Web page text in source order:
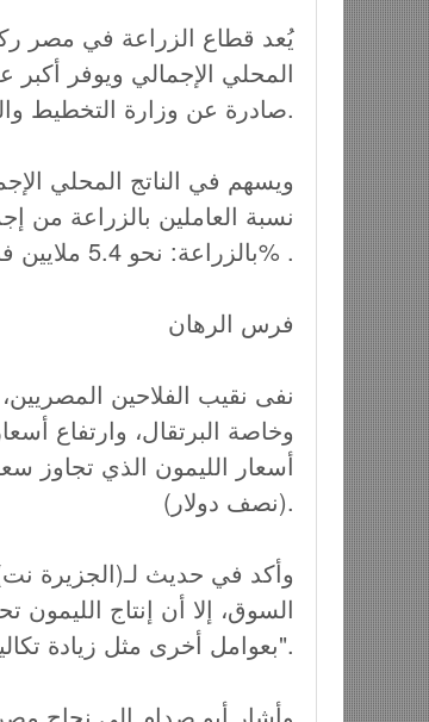
يُعد قطاع الزراعة في مصر
المحلي الإجمالي ويوفر
صادرة عن وزارة التخطيط والتنمية الاقتصادية والتعاون الدولي.
بالزراعة: نحو 5.4 ملايين فرد. نسبة العاملين بالزراعة من العمالة الريفية: 55% .
فرس الرهان
نفى نقيب الفلاحين
وخاصة البرتقال، وارتفاع
(نصف دولار).
وأكد في حديث لـ(الجزيرة
السوق، إلا أن إنتاج الليمون
بعوامل أخرى مثل زيادة تكاليف مدخلات الزراعة ومعدلات التضخم".